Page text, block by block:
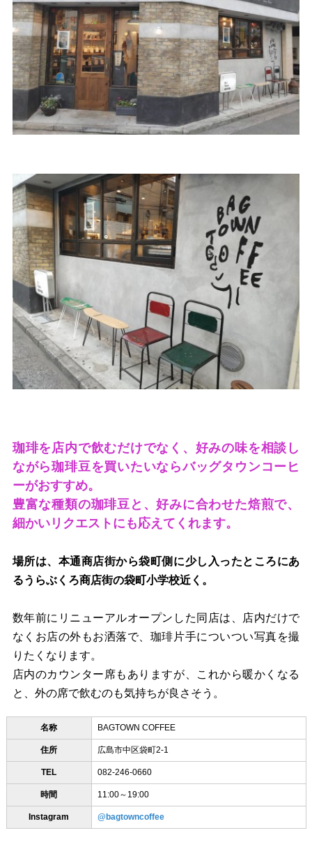
珈琲を店内で飲むだけでなく、好みの味を相談し
ながら珈琲豆を買いたいならバッグタウンコーヒ
ーがおすすめ。
豊富な種類の珈琲豆と、好みに合わせた焙煎で、
細かいリクエストにも応えてくれます。
場所は、本通商店街から袋町側に少し入ったところにあ
るうらぶくろ商店街の袋町小学校近く。
数年前にリニューアルオープンした同店は、店内だけで
なくお店の外もお洒落で、珈琲片手についつい写真を撮
りたくなります。
店内のカウンター席もありますが、これから暖かくなる
と、外の席で飲むのも気持ちが良さそう。
名称 BAGTOWN COFFEE
住所 広島市中区袋町2‐1
TEL 082-246-0660
時間 11:00～19:00
Instagram @bagtowncoffee